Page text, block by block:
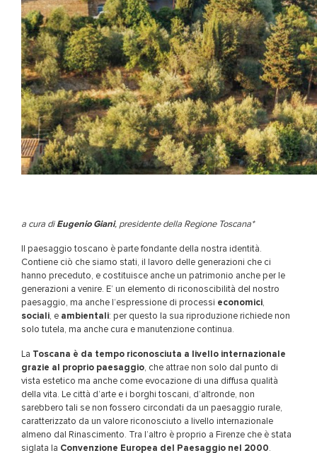
a cura di Eugenio Giani, presidente della Regione Toscana*
Il paesaggio toscano è parte fondante della nostra identità.
Contiene ciò che siamo stati, il lavoro delle generazioni che ci
hanno preceduto, e costituisce anche un patrimonio anche per le
generazioni a venire. E’ un elemento di riconoscibilità del nostro
paesaggio, ma anche l’espressione di processi economici,
sociali, e ambientali: per questo la sua riproduzione richiede non
solo tutela, ma anche cura e manutenzione continua.
La Toscana è da tempo riconosciuta a livello internazionale
grazie al proprio paesaggio, che attrae non solo dal punto di
vista estetico ma anche come evocazione di una diffusa qualità
della vita. Le città d’arte e i borghi toscani, d’altronde, non
sarebbero tali se non fossero circondati da un paesaggio rurale,
caratterizzato da un valore riconosciuto a livello internazionale
almeno dal Rinascimento. Tra l’altro è proprio a Firenze che è stata
siglata la Convenzione Europea del Paesaggio nel 2000.